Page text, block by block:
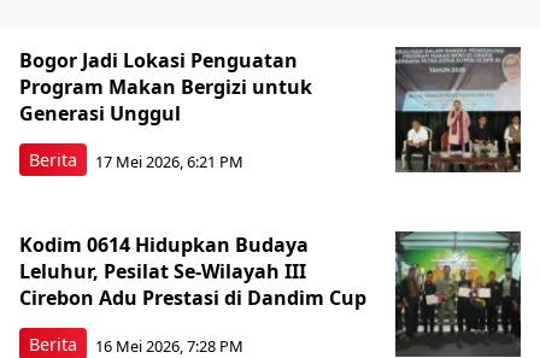
Berita
Bogor Jadi Lokasi Penguatan
Program Makan Bergizi untuk
Generasi Unggul
17 Mei 2026, 6:21 PM
Berita
Kodim 0614 Hidupkan Budaya
Leluhur, Pesilat Se-Wilayah III
Cirebon Adu Prestasi di Dandim Cup
16 Mei 2026, 7:28 PM